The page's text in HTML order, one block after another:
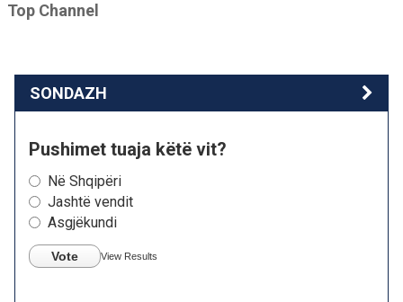
Top Channel
SONDAZH
Pushimet tuaja këtë vit?
Në Shqipëri
Jashtë vendit
Asgjëkundi
Vote View Results